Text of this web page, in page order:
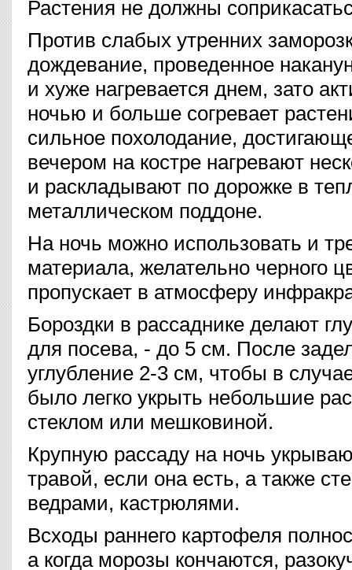
Растения не должны
Против слабых утренних
дождевание, проведенное
и хуже нагревается днем, зато
ночью и больше согревает
сильное похолодание,
вечером на костре нагревают
и раскладывают по дорожке в
металлическом поддоне.
На ночь можно использовать и
материала, желательно черного
пропускает в атмосферу
Бороздки в рассаднике делают
для посева, - до 5 см. После
углубление 2-3 см, чтобы в
было легко укрыть небольшие
стеклом или мешковиной.
Крупную рассаду на ночь
травой, если она есть, а также
ведрами, кастрюлями.
Всходы раннего картофеля
а когда морозы кончаются,